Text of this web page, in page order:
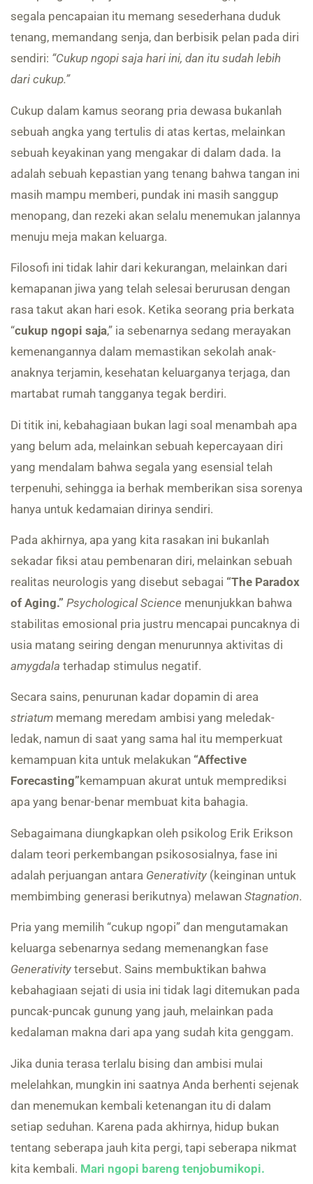
segala pencapaian itu memang sesederhana duduk
tenang, memandang senja, dan berbisik pelan pada diri
sendiri: “Cukup ngopi saja hari ini, dan itu sudah lebih
dari cukup.”
Cukup dalam kamus seorang pria dewasa bukanlah
sebuah angka yang tertulis di atas kertas, melainkan
sebuah keyakinan yang mengakar di dalam dada. Ia
adalah sebuah kepastian yang tenang bahwa tangan ini
masih mampu memberi, pundak ini masih sanggup
menopang, dan rezeki akan selalu menemukan jalannya
menuju meja makan keluarga.
Filosofi ini tidak lahir dari kekurangan, melainkan dari
kemapanan jiwa yang telah selesai berurusan dengan
rasa takut akan hari esok. Ketika seorang pria berkata
“cukup ngopi saja,” ia sebenarnya sedang merayakan
kemenangannya dalam memastikan sekolah anak-
anaknya terjamin, kesehatan keluarganya terjaga, dan
martabat rumah tangganya tegak berdiri.
Di titik ini, kebahagiaan bukan lagi soal menambah apa
yang belum ada, melainkan sebuah kepercayaan diri
yang mendalam bahwa segala yang esensial telah
terpenuhi, sehingga ia berhak memberikan sisa sorenya
hanya untuk kedamaian dirinya sendiri.
Pada akhirnya, apa yang kita rasakan ini bukanlah
sekadar fiksi atau pembenaran diri, melainkan sebuah
realitas neurologis yang disebut sebagai “The Paradox
of Aging.” Psychological Science menunjukkan bahwa
stabilitas emosional pria justru mencapai puncaknya di
usia matang seiring dengan menurunnya aktivitas di
amygdala terhadap stimulus negatif.
Secara sains, penurunan kadar dopamin di area
striatum memang meredam ambisi yang meledak-
ledak, namun di saat yang sama hal itu memperkuat
kemampuan kita untuk melakukan “Affective
Forecasting”kemampuan akurat untuk memprediksi
apa yang benar-benar membuat kita bahagia.
Sebagaimana diungkapkan oleh psikolog Erik Erikson
dalam teori perkembangan psikososialnya, fase ini
adalah perjuangan antara Generativity (keinginan untuk
membimbing generasi berikutnya) melawan Stagnation.
Pria yang memilih “cukup ngopi” dan mengutamakan
keluarga sebenarnya sedang memenangkan fase
Generativity tersebut. Sains membuktikan bahwa
kebahagiaan sejati di usia ini tidak lagi ditemukan pada
puncak-puncak gunung yang jauh, melainkan pada
kedalaman makna dari apa yang sudah kita genggam.
Jika dunia terasa terlalu bising dan ambisi mulai
melelahkan, mungkin ini saatnya Anda berhenti sejenak
dan menemukan kembali ketenangan itu di dalam
setiap seduhan. Karena pada akhirnya, hidup bukan
tentang seberapa jauh kita pergi, tapi seberapa nikmat
kita kembali. Mari ngopi bareng tenjobumikopi.